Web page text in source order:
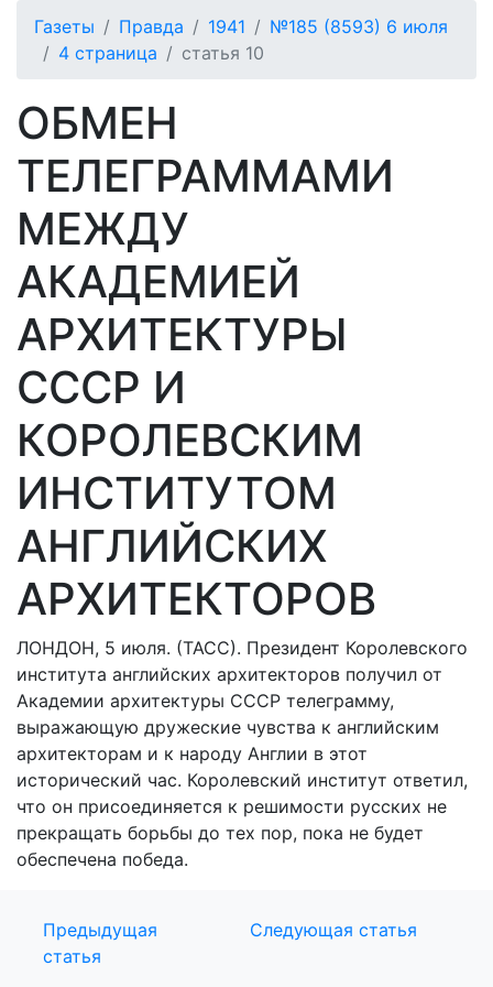
Газеты Правда 1941
№185 (8593) 6 июля
4 страница
статья 10
ОБМЕН
ТЕЛЕГРАММАМИ
МЕЖДУ
АКАДЕМИЕЙ
АРХИТЕКТУРЫ
СССР И
КОРОЛЕВСКИМ
ИНСТИТУТОМ
АНГЛИЙСКИХ
АРХИТЕКТОРОВ
ЛОНДОН, 5 июля. (ТАСС). Президент Королевского
института английских архитекторов получил от
Академии архитектуры СССР телеграмму,
выражающую дружеские чувства к английским
архитекторам и к народу Англии в этот
исторический час. Королевский институт ответил,
что он присоединяется к решимости русских не
прекращать борьбы до тех пор, пока не будет
обеспечена победа.
Предыдущая
статья
Следующая статья